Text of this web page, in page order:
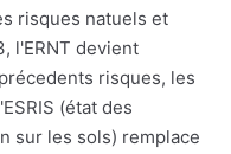
risques natuels et
l'ERNT devient
risques, les
(état des
sur les sols) remplace